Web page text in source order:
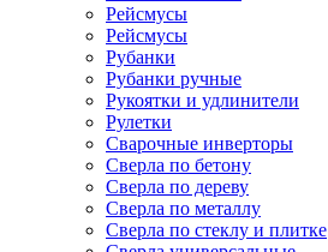
Рейсмусы
Рейсмусы
Рубанки
Рубанки ручные
Рукоятки и удлинители
Рулетки
Сварочные инверторы
Сверла по бетону
Сверла по дереву
Сверла по металлу
Сверла по стеклу и плитке